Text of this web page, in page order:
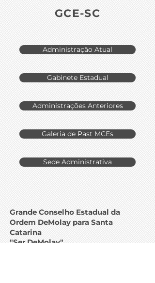
GCE-SC
Administração Atual
Gabinete Estadual
Administrações Anteriores
Galeria de Past MCEs
Sede Administrativa
Grande Conselho Estadual da
Ordem DeMolay para Santa
Catarina
"Ser DeMolay"